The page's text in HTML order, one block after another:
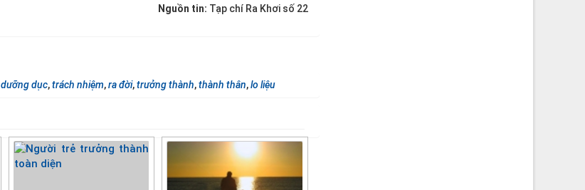
Nguồn tin: Tạp chí Ra Khơi số 22
dưỡng dục,trách nhiệm,ra đời,trưởng thành,thành thân,lo liệu